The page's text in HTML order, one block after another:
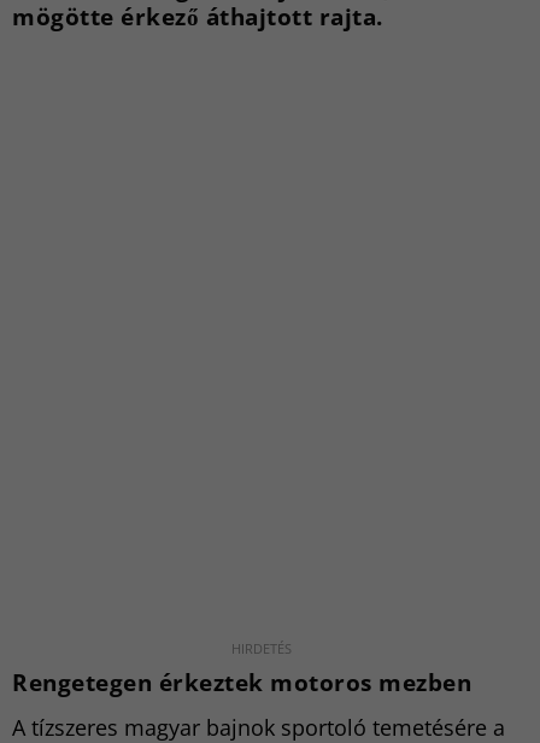
mögötte érkező áthajtott rajta.
Rengetegen érkeztek motoros mezben
A tízszeres magyar bajnok sportoló temetésére a